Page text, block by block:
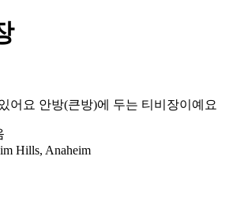
어요 안방(큰방)에 두는 티비장이예요
Hills, Anaheim